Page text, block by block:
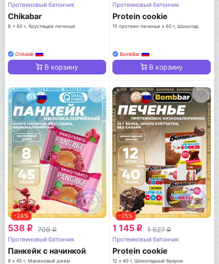
Протеиновый батончик
Chikabar
8 x 60 г, Хрустящее печенье
Chikalab
В корзину
Протеиновый батончик
Protein cookie
15 протеин печенье x 60 г, Шоколад
BombBar
В корзину
-24%
538 q 708q
Протеиновый батончик
Панкейк с начинкой
8 х 45 г, Малиновый джем
-25%
1 145 q 1 527q
Протеиновый батончик
Protein cookie
12 х 40 г, Шоколадный брауни